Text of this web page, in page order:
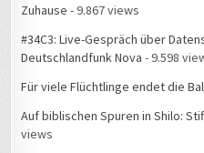
Zuhause - 9.867 views
#34C3: Live-Gespräch über
Deutschlandfunk Nova - 9.598
Für viele Flüchtlinge endet die
Auf biblischen Spuren in Shilo:
views